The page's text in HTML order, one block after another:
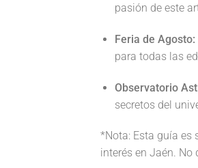
pasión de este
Feria de Agosto:
para todas las
Observatorio
secretos del
*Nota: Esta guía es
interés en Jaén.